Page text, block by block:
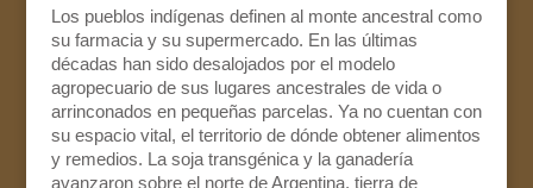
Los pueblos indígenas definen al monte ancestral como
su farmacia y su supermercado. En las últimas
décadas han sido desalojados por el modelo
agropecuario de sus lugares ancestrales de vida o
arrinconados en pequeñas parcelas. Ya no cuentan con
su espacio vital, el territorio de dónde obtener alimentos
y remedios. La soja transgénica y la ganadería
avanzaron sobre el norte de Argentina, tierra de